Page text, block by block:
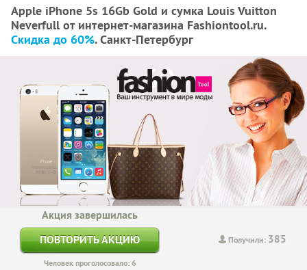
Apple iPhone 5s 16Gb Gold и сумка Louis Vuitton
Neverfull от интернет-магазина Fashiontool.ru.
Скидка до 60%. Санкт-Петербург
Получили: 385
Акция завершилась
ПОВТОРИТЬ АКЦИЮ
Человек проголосовало: 6